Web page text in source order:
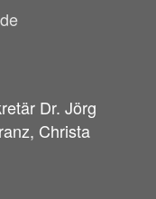
Dr. Jörg
Christa